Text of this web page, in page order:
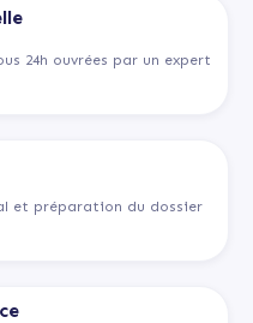
24h ouvrées par un expert
et préparation du dossier